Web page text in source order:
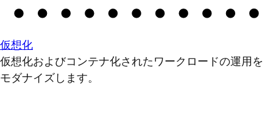
仮想化
仮想化およびコンテナ化されたワークロードの運用を
モダナイズします。